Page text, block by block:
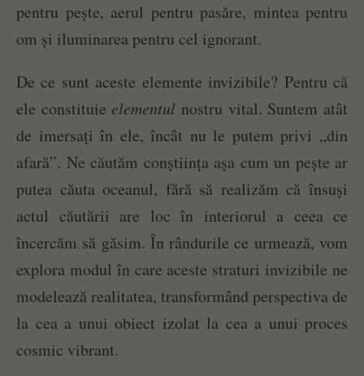
pentru pește, aerul pentru pasăre, mintea pentru
om și iluminarea pentru cel ignorant.
De ce sunt aceste elemente invizibile? Pentru că
ele constituie elementul nostru vital. Suntem atât
de imersați în ele, încât nu le putem privi „din
afară”. Ne căutăm conștiința așa cum un pește ar
putea căuta oceanul, fără să realizăm că însuși
actul căutării are loc în interiorul a ceea ce
încercăm să găsim. În rândurile ce urmează, vom
explora modul în care aceste straturi invizibile ne
modelează realitatea, transformând perspectiva de
la cea a unui obiect izolat la cea a unui proces
cosmic vibrant.